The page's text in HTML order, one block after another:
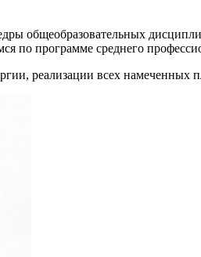
общеобразовательных
по программе среднего
реализации всех намеченных